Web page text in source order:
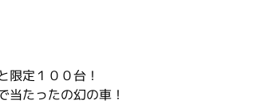
限定１００台！
当たったの幻の車！